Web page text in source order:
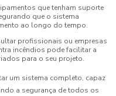
que tenham suporte
que o sistema
ao longo do tempo.
profissionais ou empresas
incêndios pode facilitar a
para o seu projeto.
um sistema completo, capaz
a segurança de todos os